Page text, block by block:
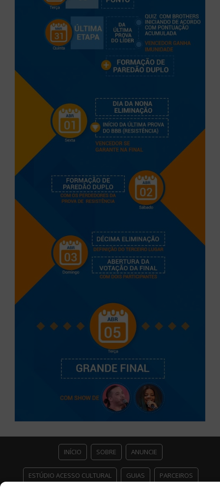
INÍCIO SOBRE ANUNCIE
ESTÚDIO ACESSO CULTURAL GUIAS PARCEIROS